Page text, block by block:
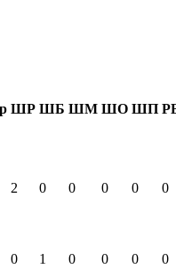
ШР ШБ ШМ ШО ШП
2 0 0 0 0
0
0 1 0 0 0
0